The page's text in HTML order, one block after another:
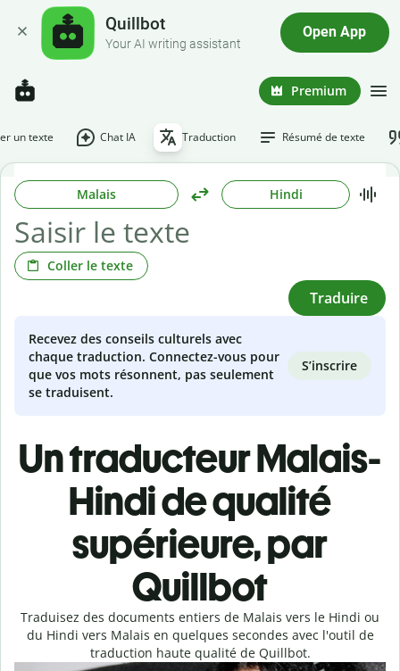
Quillbot
Your AI writing assistant
Open App
Premium
un texte Chat IA Traduction Résumé de texte
Malais Hindi
Coller le texte
Traduire
Recevez des conseils culturels avec
chaque traduction. Connectez-vous pour
que vos mots résonnent, pas seulement
se traduisent.
S’inscrire
Un traducteur Malais-
Hindi de qualité
supérieure, par
Quillbot
Traduisez des documents entiers de Malais vers le Hindi ou
du Hindi vers Malais en quelques secondes avec l'outil de
traduction haute qualité de Quillbot.